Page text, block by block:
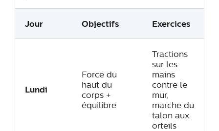
Jour Objectifs Exercices
Lundi
Force du
haut du
corps +
équilibre
Tractions
sur les
mains
contre le
mur,
marche du
talon aux
orteils